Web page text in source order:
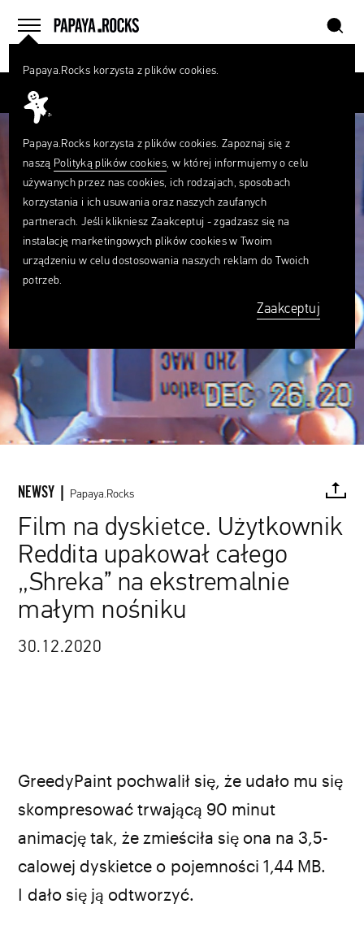
menu
home szukaj
NEWSY | Papaya.Rocks
Film na dyskietce. Użytkownik
Reddita upakował całego
„Shreka” na ekstremalnie
małym nośniku
30.12.2020
źródło: Reddit
FACEBOOK TWITTER PINTEREST
GreedyPaint pochwalił się, że udało mu się
skompresować trwającą 90 minut
animację tak, że zmieściła się ona na 3,5-
calowej dyskietce o pojemności 1,44 MB.
I dało się ją odtworzyć.
Papaya.Rocks korzysta z plików cookies.
Papaya.Rocks korzysta z plików cookies. Zapoznaj się z
naszą Polityką plików cookies, w której informujemy o celu
używanych przez nas cookies, ich rodzajach, sposobach
korzystania i ich usuwania oraz naszych zaufanych
partnerach. Jeśli klikniesz Zaakceptuj - zgadzasz się na
instalację marketingowych plików cookies w Twoim
urządzeniu w celu dostosowania naszych reklam do Twoich
potrzeb.
Zaakceptuj
Czego
szukasz?